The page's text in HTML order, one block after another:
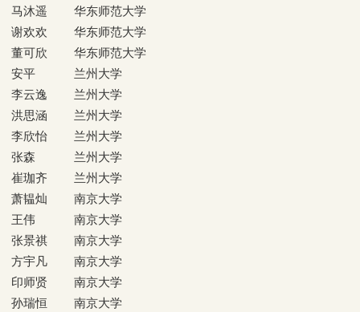
马沐遥
华东师范大学
谢欢欢
华东师范大学
董可欣
华东师范大学
安平
兰州大学
李云逸
兰州大学
洪思涵
兰州大学
李欣怡
兰州大学
张森
兰州大学
崔珈齐
兰州大学
萧韫灿
南京大学
王伟
南京大学
张景祺
南京大学
方宇凡
南京大学
印师贤
南京大学
孙瑞恒
南京大学